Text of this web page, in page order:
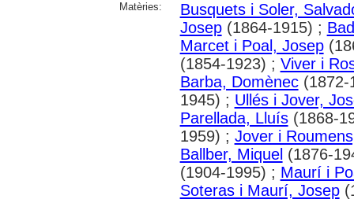
Matèries:
Busquets i Soler,
Josep(1864-1915) ;
Marcet i Poal, Josep
(1854-1923) ; Viver i
Barba, Domènec(1872-
1945) ; Ullés i Jover,
Parellada, Lluís(1868-
1959) ; Jover i
Ballber, Miquel (1876-
(1904-1995) ; Maurí i
Soteras i Maurí, Josep